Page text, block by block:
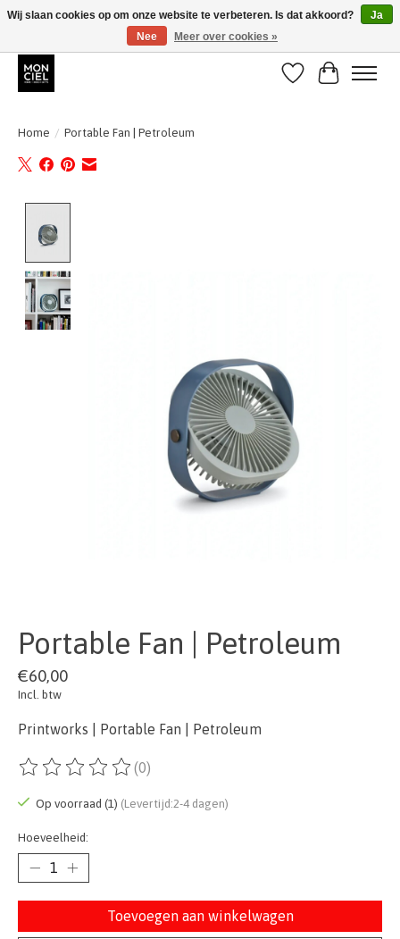
BE + NL : GRATIS VERZENDING van 31/07 t;e.m. 17/8
Verlanglijst
Home / Portable Fan | Petroleum
Portable Fan | Petroleum
€60,00
Incl. btw
Printworks | Portable Fan | Petroleum
De beoordeling van dit product is
(0)
Op voorraad (1) (Levertijd:2-4 dagen)
Hoeveelheid:
Toevoegen aan winkelwagen
Wij slaan cookies op om onze website te verbeteren. Is dat akkoord?
Ja
Nee
Meer over cookies »